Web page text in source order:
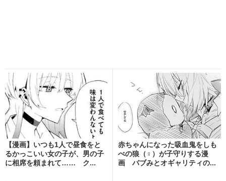
【漫画】いつも1人で昼食をと
るかっこいい女の子が、男の子
に相席を頼まれて…… ク...
赤ちゃんになった吸血鬼をしも
べの狼（♀）が子守りする漫
画 バブみとオギャリティの...